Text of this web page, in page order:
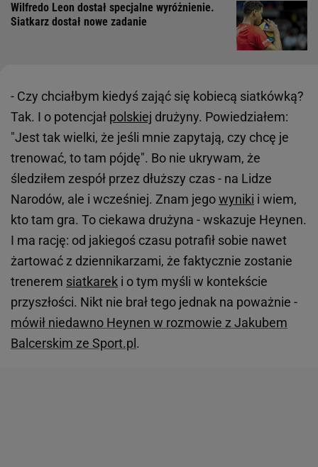
Wilfredo Leon dostał specjalne wyróżnienie.
Siatkarz dostał nowe zadanie
- Czy chciałbym kiedyś zająć się kobiecą siatkówką?
Tak. I o potencjał polskiej drużyny. Powiedziałem:
"Jest tak wielki, że jeśli mnie zapytają, czy chcę je
trenować, to tam pójdę". Bo nie ukrywam, że
śledziłem zespół przez dłuższy czas - na Lidze
Narodów, ale i wcześniej. Znam jegowyniki i wiem,
kto tam gra. To ciekawa drużyna - wskazuje Heynen.
I ma rację: od jakiegoś czasu potrafił sobie nawet
żartować z dziennikarzami, że faktycznie zostanie
trenerem siatkarek i o tym myśli w kontekście
przyszłości. Nikt nie brał tego jednak na poważnie -
mówił niedawno Heynen w rozmowie z Jakubem
Balcerskim ze Sport.pl .